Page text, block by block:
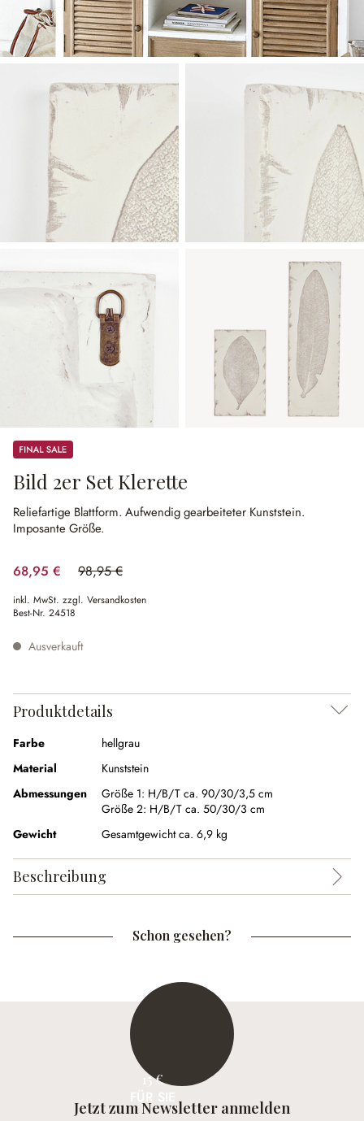
Sale
Bild 2er Set Klerette
Reliefartige Blattform. Aufwendig gearbeiteter Kunststein.
Imposante Größe.
68,95 € 98,95 €
(30.32% gespart)
inkl. MwSt. zzgl. Versandkosten
Best-Nr. 24518
Ausverkauft
Produktdetails
Farbe
hellgrau
Material
Kunststein
Abmessungen
Größe 1: H/B/T ca. 90/30/3,5 cm
Größe 2: H/B/T ca. 50/30/3 cm
Gewicht
Gesamtgewicht ca. 6,9 kg
Beschreibung
Schon gesehen?
15 €
Jetzt zum Newsletter anmelden